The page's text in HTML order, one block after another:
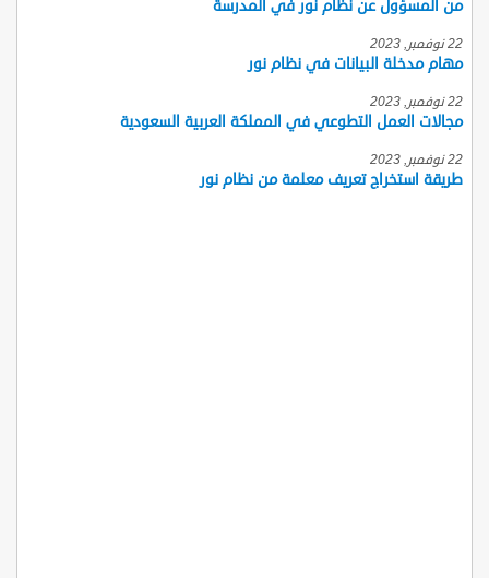
من المسؤول عن نظام نور في المدرسة
22 نوفمبر, 2023
مهام مدخلة البيانات في نظام نور
22 نوفمبر, 2023
مجالات العمل التطوعي في المملكة العربية السعودية
22 نوفمبر, 2023
طريقة استخراج تعريف معلمة من نظام نور